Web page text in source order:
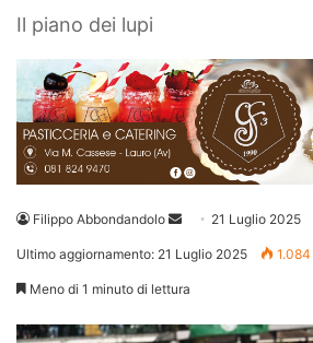
Il piano dei lupi
Filippo Abbondandolo
Invia 21 Luglio 2025
Ultimo aggiornamento: 21 Luglio 2025 1.084
Meno di 1 minuto di lettura